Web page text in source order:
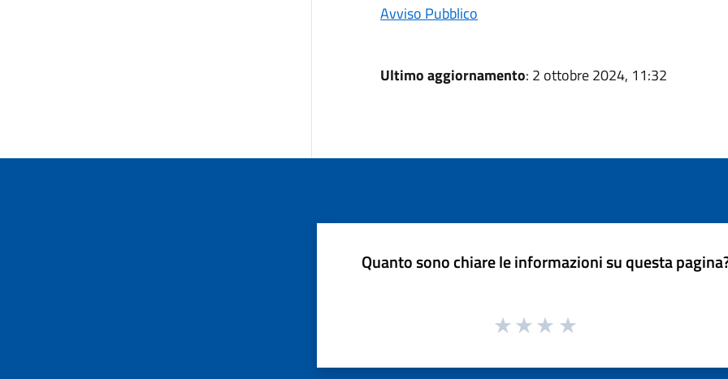
Avviso Pubblico
Ultimo aggiornamento: 2 ottobre 2024, 11:32
Quanto sono chiare le informazioni su questa